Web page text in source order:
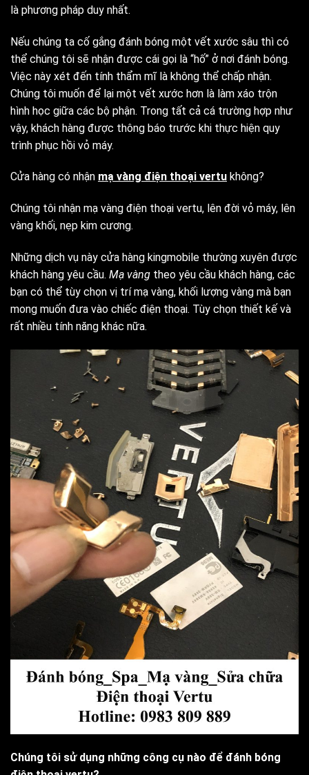
là phương pháp duy nhất.
Nếu chúng ta cố gắng đánh bóng một vết xước sâu thì có
thể chúng tôi sẽ nhận được cái gọi là “hố” ở nơi đánh bóng.
Việc này xét đến tính thẩm mĩ là không thể chấp nhận.
Chúng tôi muốn để lại một vết xước hơn là làm xáo trộn
hình học giữa các bộ phận. Trong tất cả cá trường hợp như
vậy, khách hàng được thông báo trước khi thực hiện quy
trình phục hồi vỏ máy.
Cửa hàng có nhận mạ vàng điện thoại vertu không?
Chúng tôi nhận mạ vàng điện thoại vertu, lên đời vỏ máy, lên
vàng khối, nẹp kim cương.
Những dịch vụ này cửa hàng kingmobile thường xuyên được
khách hàng yêu cầu. Mạ vàng theo yêu cầu khách hàng, các
bạn có thể tùy chọn vị trí mạ vàng, khối lượng vàng mà bạn
mong muốn đưa vào chiếc điện thoại. Tùy chọn thiết kế và
rất nhiều tính năng khác nữa.
Chúng tôi sử dụng những công cụ nào để đánh bóng